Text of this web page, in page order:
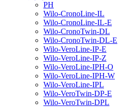
PH
Wilo-CronoLine-IL
Wilo-CronoLine-IL-E
Wilo-CronoTwin-DL
Wilo-CronoTwin-DL-E
Wilo-VeroLine-IP-E
Wilo-VeroLine-IP-Z
Wilo-VeroLine-IPH-O
Wilo-VeroLine-IPH-W
Wilo-VeroLine-IPL
Wilo-VeroTwin-DP-E
Wilo-VeroTwin-DPL